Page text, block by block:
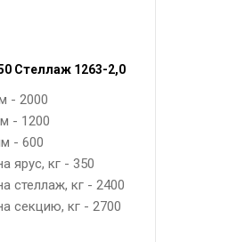
Стеллаж 1263-2,0
- 2000
- 1200
- 600
ярус, кг - 350
стеллаж, кг - 2400
секцию, кг - 2700